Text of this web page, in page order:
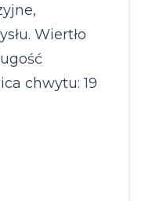
Wiertło
chwytu: 19